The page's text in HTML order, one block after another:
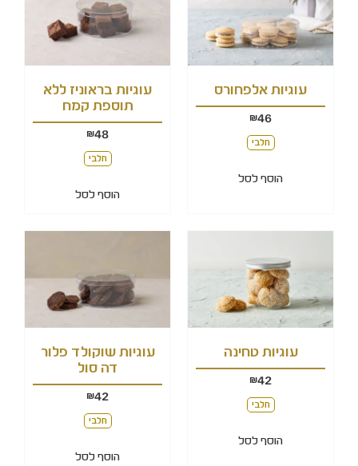
עוגיות אלפחורס
46
₪
חלבי
הוסף לסל
עוגיות בראוניז ללא
תוספת קמח
48
₪
חלבי
הוסף לסל
עוגיות טחינה
42
₪
חלבי
הוסף לסל
עוגיות שוקולד פלור
דה סול
42
₪
חלבי
הוסף לסל